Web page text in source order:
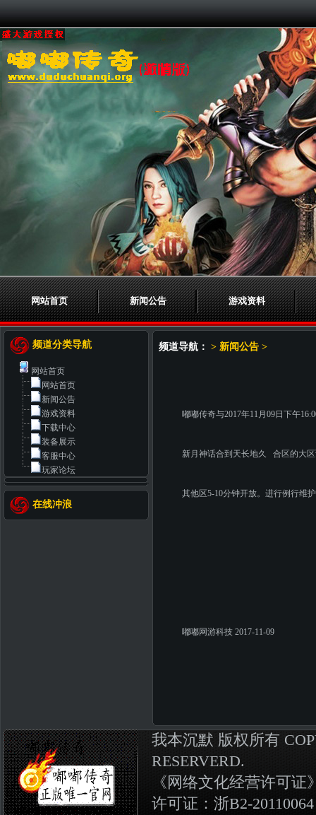
网站首页 新闻公告 游戏资料
频道分类导航
网站首页
网站首页
新闻公告
游戏资料
下载中心
装备展示
客服中心
玩家论坛
在线冲浪
频道导航： > 新闻公告 >
嘟嘟传奇与2017年11月09日下午
新月神话合到天长地久 合区的大区
其他区5-10分钟开放。进行例行维
嘟嘟网游科技 2017-11-09
我本沉默 版权所有
RESERVERD.
《网络文化经营许可证
许可证：浙B2-